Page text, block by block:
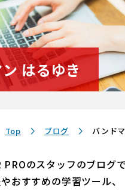
学習
金
スト
保護者の方へ
はるゆき
Top ブログ バンド
のスタッフのブログで
おすすめの学習ツール、